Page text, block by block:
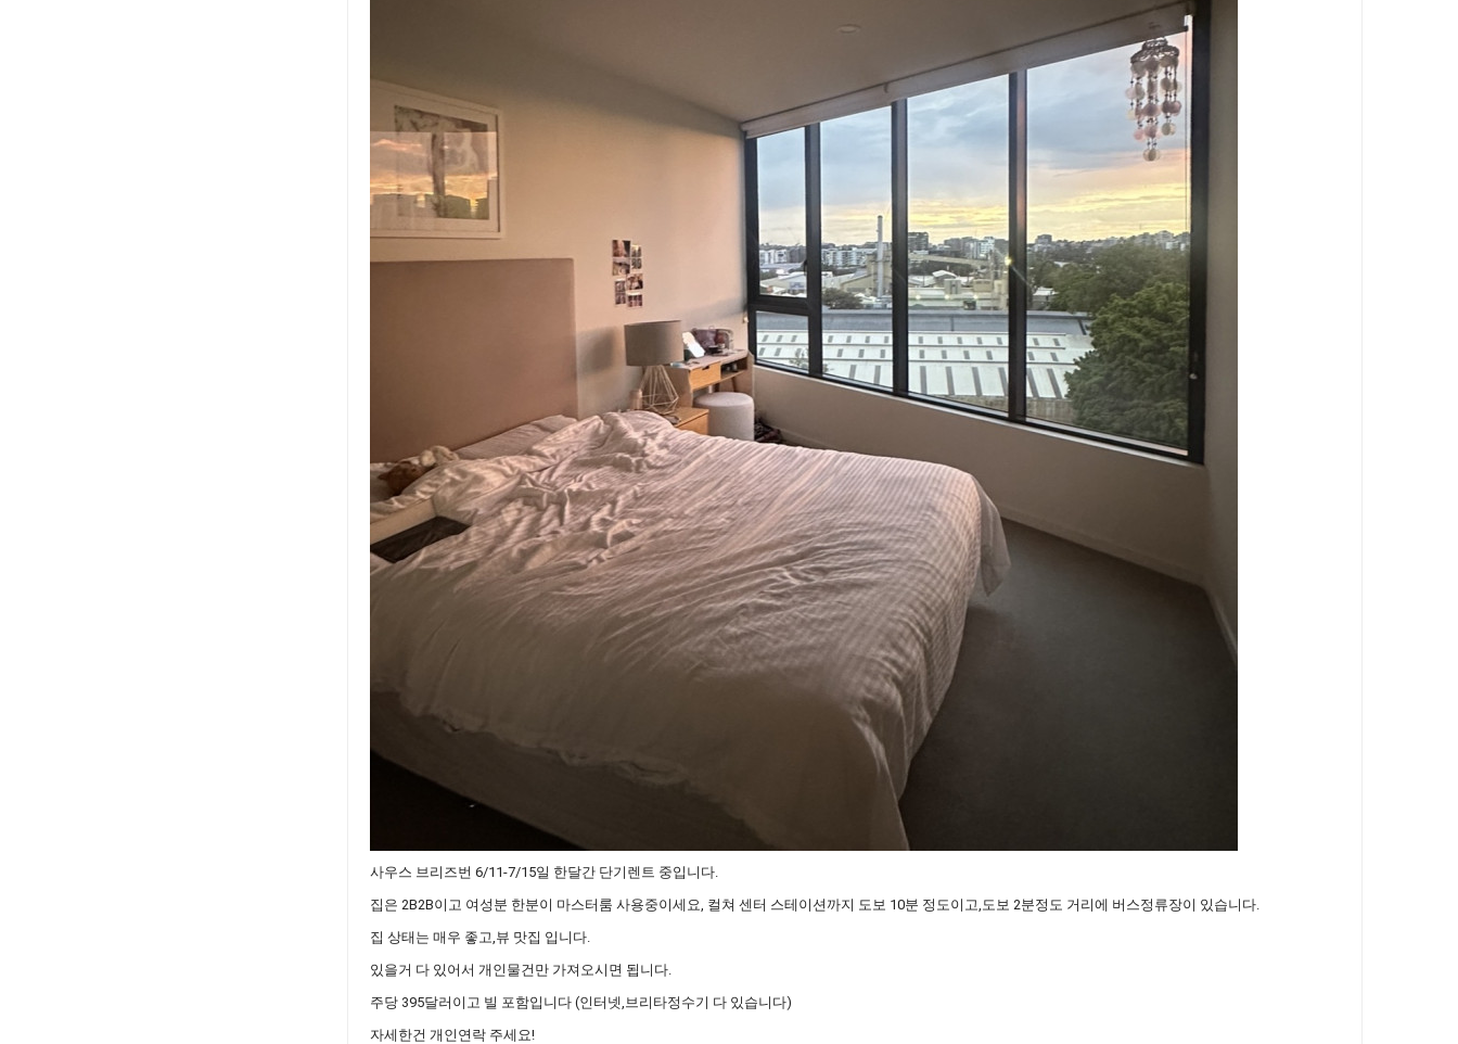
사우스 브리즈번 6/11-7/15일 한달간 단기렌트 중입니다.
집은 2B2B이고 여성분 한분이 마스터룸 사용중이세요, 컬쳐 센터 스테이션까지 도보 10분 정도이고,도보 2분정도 거리에 버스정류장이 있습니다.
집 상태는 매우 좋고,뷰 맛집 입니다.
있을거 다 있어서 개인물건만 가져오시면 됩니다.
주당 395달러이고 빌 포함입니다 (인터넷,브리타정수기 다 있습니다)
자세한건 개인연락 주세요!